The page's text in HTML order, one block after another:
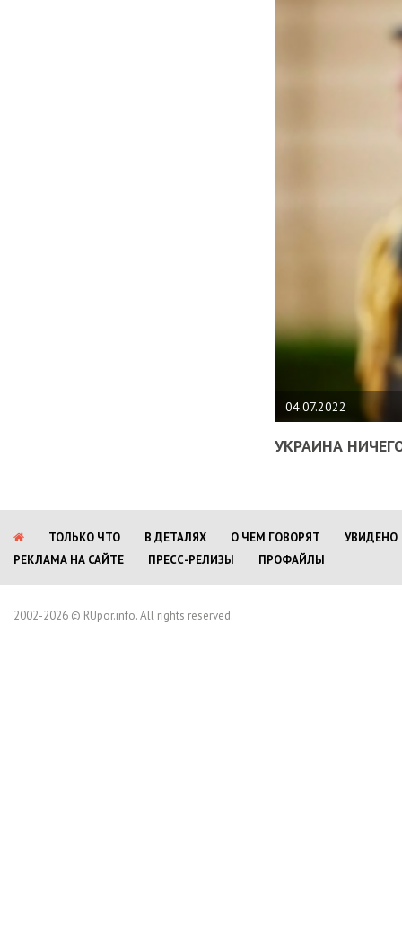
04.07.2022
УКРАИНА
ТОЛЬКО ЧТО В ДЕТАЛЯХ О ЧЕМ ГОВОРЯТ
УВИДЕНО
РЕКЛАМА НА САЙТЕ
ПРЕСС-РЕЛИЗЫ ПРОФАЙЛЫ
2002-2026 © RUpor.info. All rights reserved.